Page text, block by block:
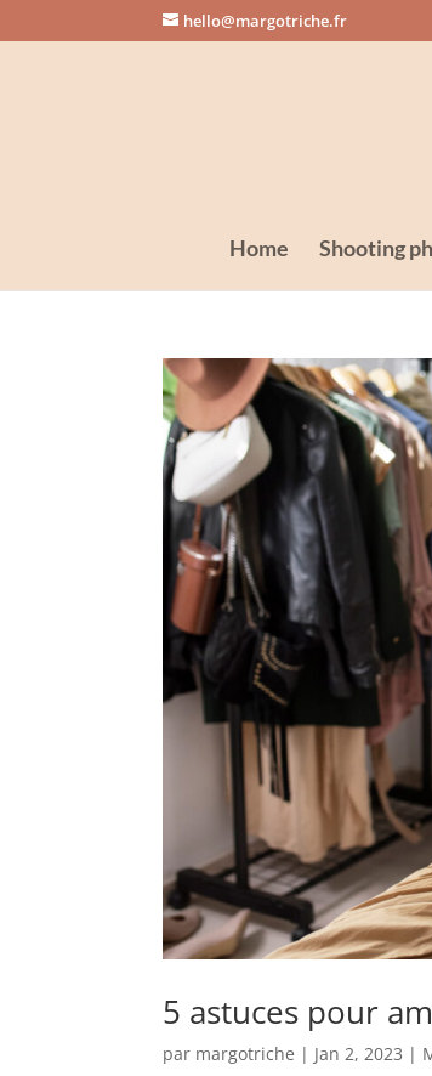
hello@margotriche.fr
Home Shooting
5 astuces pour
par margotriche | Jan 2, 2023 |